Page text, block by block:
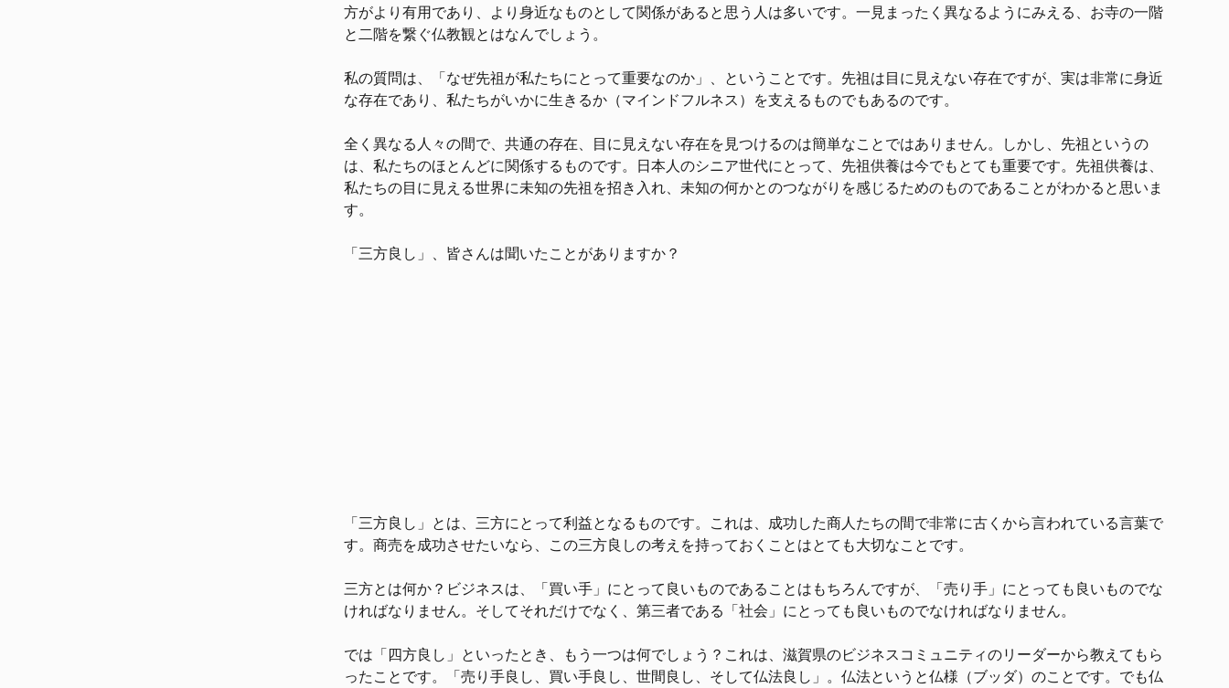
方がより有用であり、より身近なものとして関係があると思う人は多いです。一見まったく異なるようにみえる、お寺の一階
と二階を繋ぐ仏教観とはなんでしょう。
私の質問は、「なぜ先祖が私たちにとって重要なのか」、ということです。先祖は目に見えない存在ですが、実は非常に身近
な存在であり、私たちがいかに生きるか（マインドフルネス）を支えるものでもあるのです。
全く異なる人々の間で、共通の存在、目に見えない存在を見つけるのは簡単なことではありません。しかし、先祖というの
は、私たちのほとんどに関係するものです。日本人のシニア世代にとって、先祖供養は今でもとても重要です。先祖供養は、
私たちの目に見える世界に未知の先祖を招き入れ、未知の何かとのつながりを感じるためのものであることがわかると思いま
す。
「三方良し」、皆さんは聞いたことがありますか？
「三方良し」とは、三方にとって利益となるものです。これは、成功した商人たちの間で非常に古くから言われている言葉で
す。商売を成功させたいなら、この三方良しの考えを持っておくことはとても大切なことです。
三方とは何か？ビジネスは、「買い手」にとって良いものであることはもちろんですが、「売り手」にとっても良いものでな
ければなりません。そしてそれだけでなく、第三者である「社会」にとっても良いものでなければなりません。
では「四方良し」といったとき、もう一つは何でしょう？これは、滋賀県のビジネスコミュニティのリーダーから教えてもら
ったことです。「売り手良し、買い手良し、世間良し、そして仏法良し」。仏法というと仏様（ブッダ）のことです。でも仏